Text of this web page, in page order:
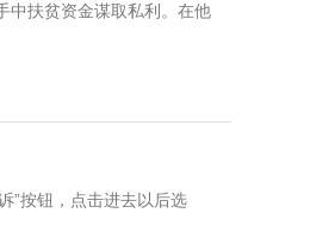
扶贫资金谋取私利。在他
按钮，点击进去以后选